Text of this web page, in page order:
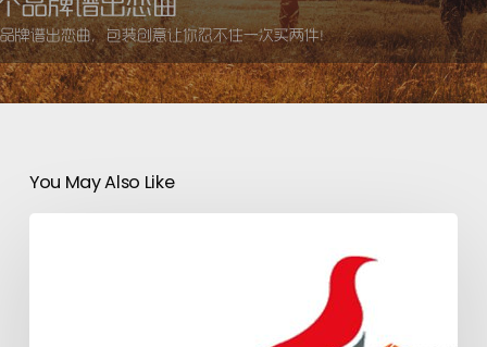
You May Also Like